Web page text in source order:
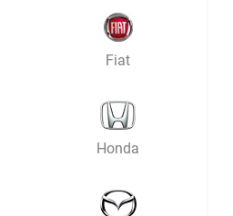
Fiat
Honda